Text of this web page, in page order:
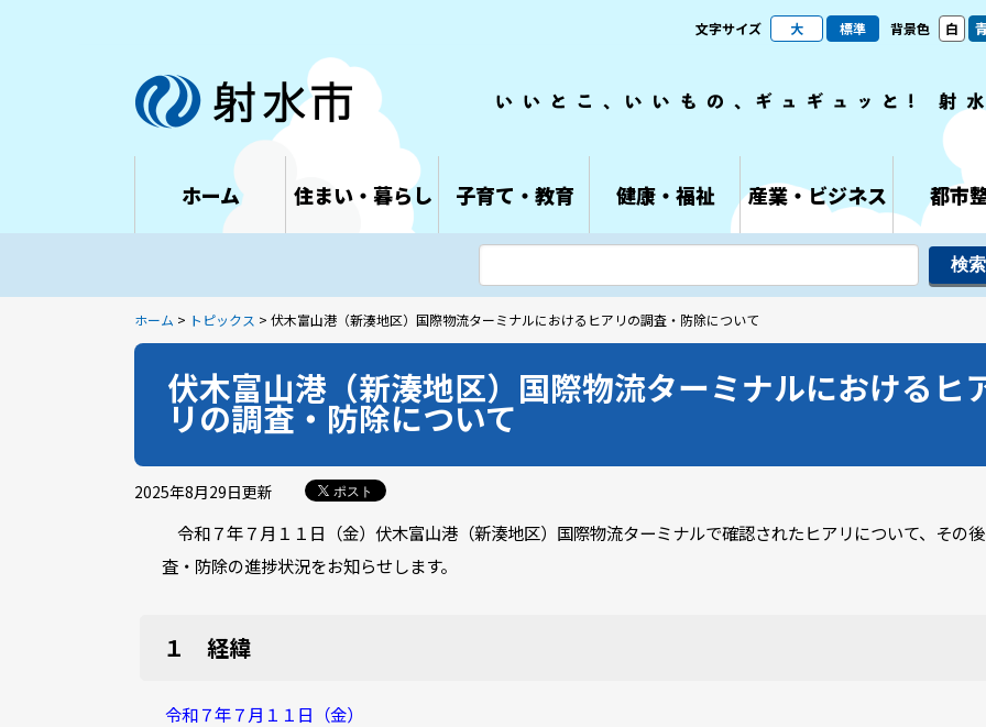
文字サイズ 大 標準 背景色 白
ホーム 住まい・暮らし 子育て・教育 健康・福祉 産業・ビジネス 都市
ホーム > トピックス > 伏木富山港（新湊地区）国際物流ターミナルにおけるヒアリの調査・防除について
伏木富山港（新湊地区）国際物流ターミナルにおけるヒ
リの調査・防除について
2025年8月29日更新 ポスト
令和７年７月１１日（金）伏木富山港（新湊地区）国際物流ターミナルで確認されたヒアリについて、その
査・防除の進捗状況をお知らせします。
１ 経緯
令和７年７月１１日（金）